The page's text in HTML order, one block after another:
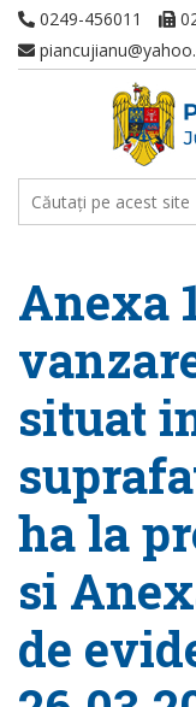
0249-456011
Anexa
situat
ha la
si
de